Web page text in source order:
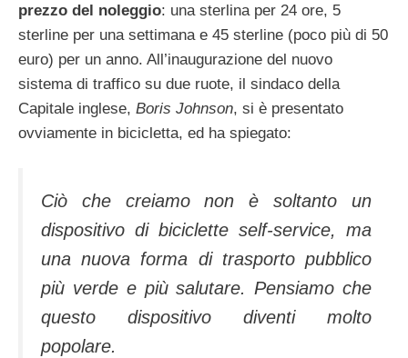
prezzo del noleggio: una sterlina per 24 ore, 5
sterline per una settimana e 45 sterline (poco più di 50
euro) per un anno. All’inaugurazione del nuovo
sistema di traffico su due ruote, il sindaco della
Capitale inglese, Boris Johnson, si è presentato
ovviamente in bicicletta, ed ha spiegato:
Ciò che creiamo non è soltanto un
dispositivo di biciclette self-service, ma
una nuova forma di trasporto pubblico
più verde e più salutare. Pensiamo che
questo dispositivo diventi molto
popolare.